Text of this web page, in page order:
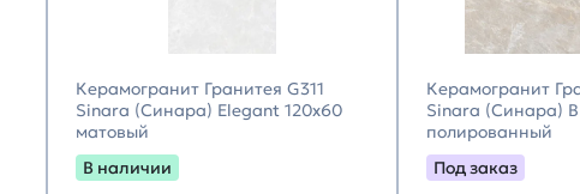
Керамогранит Гранитея G311
Sinara (Синара) Elegant 120х60
матовый
В наличии
Керамогранит
Sinara (Синара)
полированный
Под заказ